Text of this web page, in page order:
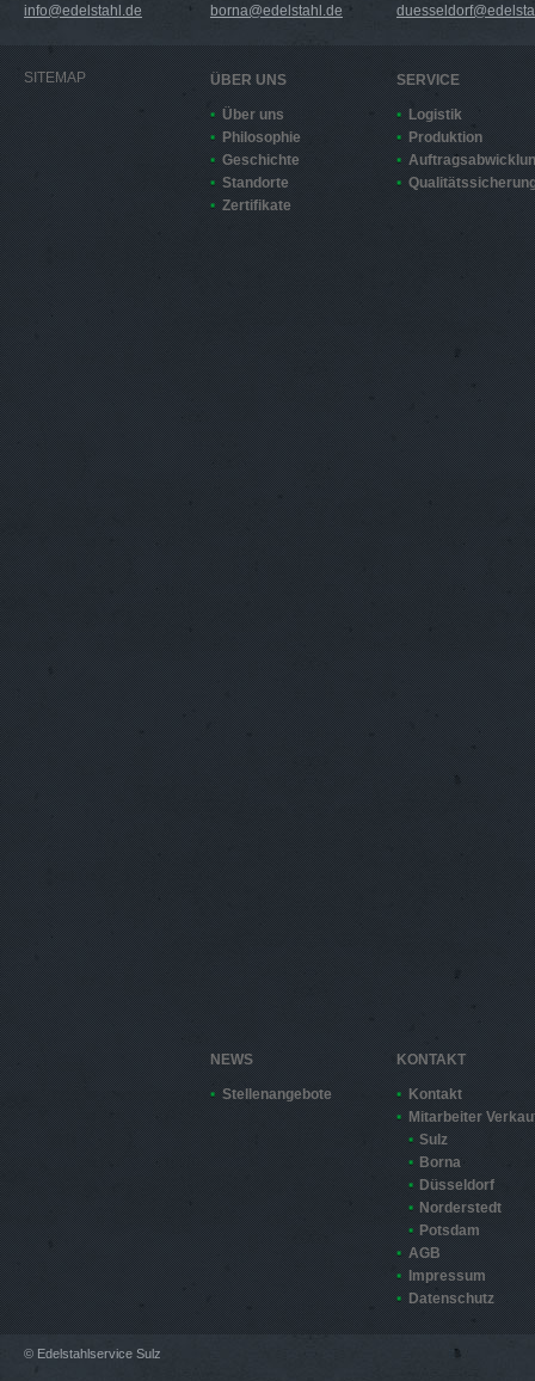
info@edelstahl.de
borna@edelstahl.de
SITEMAP ÜBER UNS
Über uns
Philosophie
Geschichte
Standorte
Zertifikate
SERVICE
Logistik
Produktion
NEWS
Stellenangebote
KONTAKT
Kontakt
Mitarbeiter
Sulz
Borna
Düsseldorf
Norderstedt
Potsdam
AGB
Impressum
Datenschutz
© Edelstahlservice Sulz